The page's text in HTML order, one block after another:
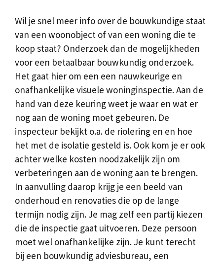
Wil je snel meer info over de bouwkundige staat
van een woonobject of van een woning die te
koop staat? Onderzoek dan de mogelijkheden
voor een betaalbaar bouwkundig onderzoek.
Het gaat hier om een een nauwkeurige en
onafhankelijke visuele woninginspectie. Aan de
hand van deze keuring weet je waar en wat er
nog aan de woning moet gebeuren. De
inspecteur bekijkt o.a. de riolering en en hoe
het met de isolatie gesteld is. Ook kom je er ook
achter welke kosten noodzakelijk zijn om
verbeteringen aan de woning aan te brengen.
In aanvulling daarop krijg je een beeld van
onderhoud en renovaties die op de lange
termijn nodig zijn. Je mag zelf een partij kiezen
die de inspectie gaat uitvoeren. Deze persoon
moet wel onafhankelijke zijn. Je kunt terecht
bij een bouwkundig adviesbureau, een